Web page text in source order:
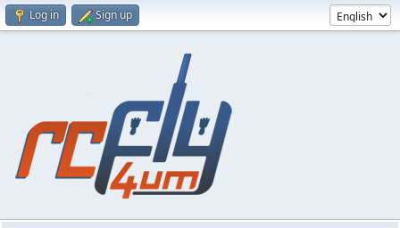
Log in Sign up